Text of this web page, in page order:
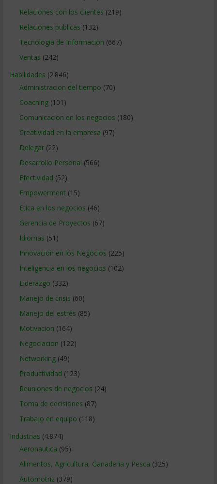
Relaciones con los clientes (219)
Relaciones publicas (132)
Tecnologia de Informacion (667)
Ventas (242)
Habilidades (2.846)
Administracion del tiempo (70)
Coaching(101)
Comunicacion en los negocios (180)
Creatividad en la empresa (97)
Delegar(22)
Desarrollo Personal (566)
Efectividad (52)
Empowerment (15)
Etica en los negocios (46)
Gerencia de Proyectos (67)
Idiomas (51)
Innovacion en los Negocios (225)
Inteligencia en los negocios (102)
Liderazgo (332)
Manejo de crisis (60)
Manejo del estrés (85)
Motivacion (164)
Negociacion (122)
Networking(49)
Productividad (123)
Reuniones de negocios (24)
Toma de decisiones (87)
Trabajo en equipo (118)
Industrias (4.874)
Aeronautica (95)
Alimentos, Agricultura, Ganaderia y Pesca (325)
Automotriz(379)